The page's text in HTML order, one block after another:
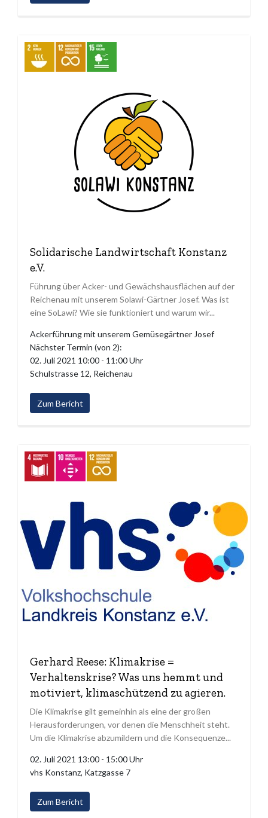
Solidarische Landwirtschaft Konstanz
e.V.
Führung über Acker- und Gewächshausflächen auf der
Reichenau mit unserem Solawi-Gärtner Josef. Was ist
eine SoLawi? Wie sie funktioniert und warum wir...
Ackerführung mit unserem Gemüsegärtner Josef
Nächster Termin (von 2):
02. Juli 2021 10:00 - 11:00 Uhr
Schulstrasse 12, Reichenau
Zum Bericht
Gerhard Reese: Klimakrise =
Verhaltenskrise? Was uns hemmt und
motiviert, klimaschützend zu agieren.
Die Klimakrise gilt gemeinhin als eine der großen
Herausforderungen, vor denen die Menschheit steht.
Um die Klimakrise abzumildern und die Konsequenze...
02. Juli 2021 13:00 - 15:00 Uhr
vhs Konstanz, Katzgasse 7
Zum Bericht